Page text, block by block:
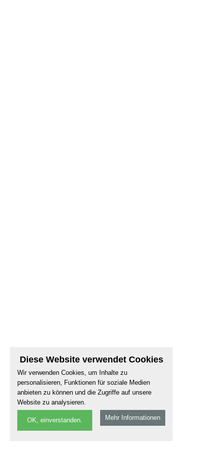
Diese Website verwendet Cookies
Wir verwenden Cookies, um Inhalte zu
personalisieren, Funktionen für soziale Medien
anbieten zu können und die Zugriffe auf unsere
Website zu analysieren.
OK, einverstanden. Mehr Informationen